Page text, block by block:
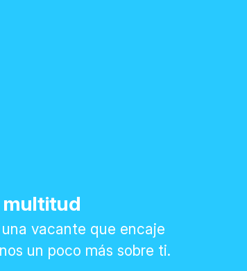
multitud
vacante que encaje
un poco más sobre ti.